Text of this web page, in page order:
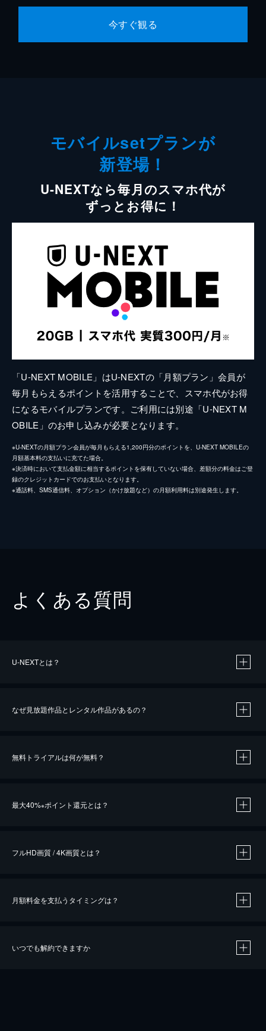
今すぐ観る
モバイルsetプランが
新登場！
U-NEXTなら毎月のスマホ代が
ずっとお得に！
「U-NEXT MOBILE」はU-NEXTの「月額プラン」会員が
毎月もらえるポイントを活用することで、スマホ代がお得
になるモバイルプランです。ご利用には別途「U-NEXT M
OBILE」のお申し込みが必要となります。
※U-NEXTの月額プラン会員が毎月もらえる1,200円分のポイントを、U-NEXT MOBILEの
月額基本料の支払いに充てた場合。
※決済時において支払金額に相当するポイントを保有していない場合、差額分の料金はご登
録のクレジットカードでのお支払いとなります。
※通話料、SMS通信料、オプション（かけ放題など）の月額利用料は別途発生します。
よくある質問
U-NEXTとは？
なぜ見放題作品とレンタル作品があるの？
無料トライアルは何が無料？
最大40%※ポイント還元とは？
※40％ポイント還元の対象は、クレジットカード決済による作品の購入 / レンタルです。
iOSアプリのUコイン決済による作品の購入 / レンタルは、20％のポイント還元です。
フルHD画質 / 4K画質とは？
月額料金を支払うタイミングは？
いつでも解約できますか